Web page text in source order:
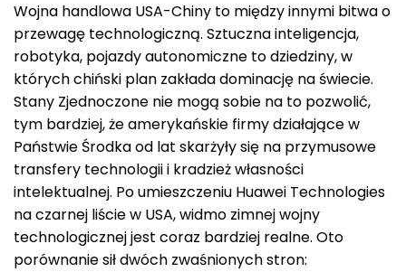
Wojna handlowa USA-Chiny to między innymi bitwa o
przewagę technologiczną. Sztuczna inteligencja,
robotyka, pojazdy autonomiczne to dziedziny, w
których chiński plan zakłada dominację na świecie.
Stany Zjednoczone nie mogą sobie na to pozwolić,
tym bardziej, że amerykańskie firmy działające w
Państwie Środka od lat skarżyły się na przymusowe
transfery technologii i kradzież własności
intelektualnej. Po umieszczeniu Huawei Technologies
na czarnej liście w USA, widmo zimnej wojny
technologicznej jest coraz bardziej realne. Oto
porównanie sił dwóch zwaśnionych stron: